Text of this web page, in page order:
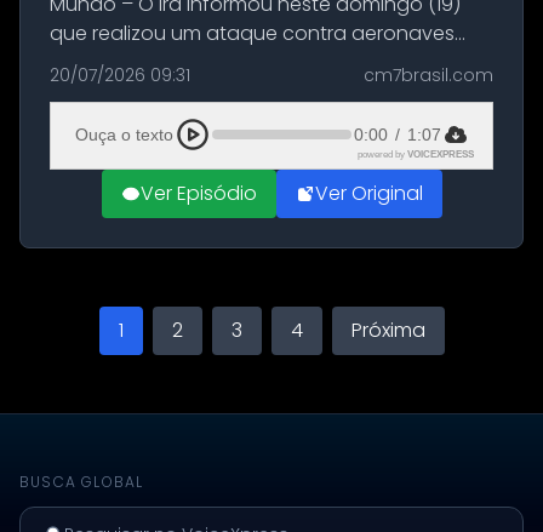
que realizou um ataque contra aeronaves
militares dos Estados Unidos estacionadas no
Aeroporto de Aqaba, na Jordânia, durante a
21ª fase da Operação Nasr 2. A...
20/07/2026 09:31 cm7brasil.com
Ouça o texto 0:00 / 1:07
powered by VOICEXPRESS
Ver Episódio Ver Original
1 2 3 4 Próxima
BUSCA GLOBAL